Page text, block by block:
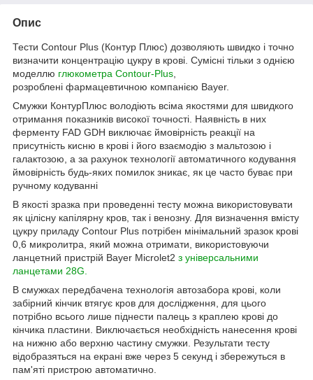
Опис
Тести Contour Plus (Контур Плюс) дозволяють швидко і точно
визначити концентрацію цукру в крові. Сумісні тільки з однією
моделлю глюкометра Contour-Plus
розроблені фармацевтичною компанією Bayer.
Смужки КонтурПлюс володіють всіма якостями для швидкого
отримання показників високої точності. Наявність в них
ферменту FAD GDH виключає ймовірність реакції на
присутність кисню в крові і його взаємодію з мальтозою і
галактозою, а за рахунок технології автоматичного кодування
ймовірність будь-яких помилок зникає, як це часто буває при
ручному кодуванні
В якості зразка при проведенні тесту можна використовувати
як цілісну капілярну кров, так і венозну. Для визначення вмісту
цукру приладу Contour Plus потрібен мінімальний зразок крові
0,6 микролитра, який можна отримати, використовуючи
ланцетний пристрій Bayer Microlet2 з універсальними
ланцетами 28G.
В смужках передбачена технологія автозабора крові, коли
забірний кінчик втягує кров для дослідження, для цього
потрібно всього лише піднести палець з краплею крові до
кінчика пластини. Виключається необхідність нанесення крові
на нижню або верхню частину смужки. Результати тесту
відобразяться на екрані вже через 5 секунд і збережуться в
пам'яті пристрою автоматично.